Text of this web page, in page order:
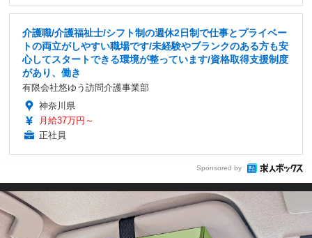
介護職/介護福祉士/シフト制の週休2日制で仕事とプライベー
トの両立がしやすい職場です/未経験やブランクのある方も安
心してスタートできる環境が整っています/資格取得支援制度
があり、働き
有限会社悠ゆう訪問介護事業部
神奈川県
月給37万円～
正社員
Sponsored by